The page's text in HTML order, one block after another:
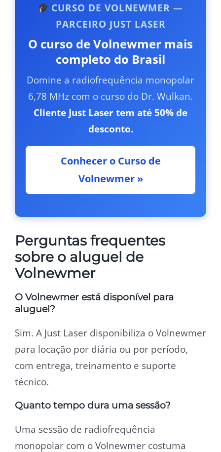
CURSO DE VOLNEWMER —
PARCEIRO JUST LASER
O curso de Volnewmer mais
completo do Brasil
Domine a radiofrequência monopolar
6,78 MHz com o curso do Dr. Wulkan.
Cliente Just Laser tem até 50% de
desconto.
Conhecer o Curso de
Volnewmer »
Perguntas frequentes
sobre o aluguel de
Volnewmer
O Volnewmer está disponível para
aluguel?
Sim. A Just Laser disponibiliza o Volnewmer
para locação por diária ou por período,
com entrega, treinamento e suporte
técnico.
Quanto tempo dura uma sessão?
Uma sessão de radiofrequência
monopolar com o Volnewmer costuma